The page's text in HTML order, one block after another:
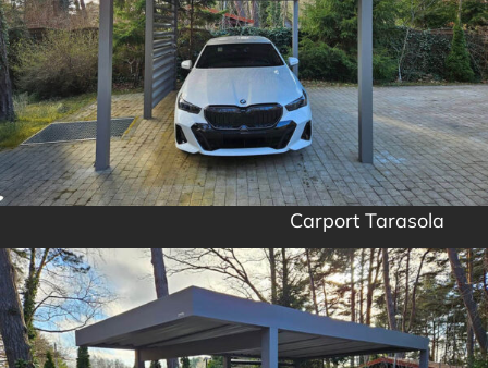
Carport Tarasola